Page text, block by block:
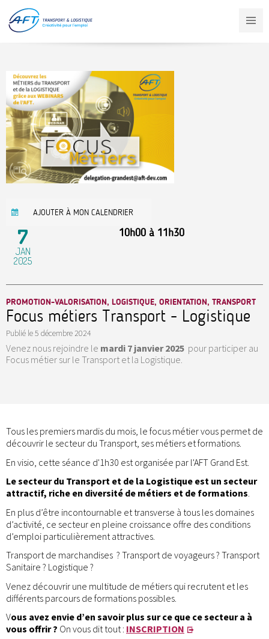
contenu
principal
AJOUTER À MON CALENDRIER
7
JAN
2025
10h00 à 11h30
PROMOTION-VALORISATION, LOGISTIQUE, ORIENTATION, TRANSPORT
Focus métiers Transport - Logistique
Publié le5 décembre 2024
Venez nous rejoindre le mardi 7 janvier 2025 pour participer au
Focus métier sur le Transport et la Logistique.
Tous les premiers mardis du mois, le focus métier vous permet de
découvrir le secteur du Transport, ses métiers et formations.
En visio, cette séance d'1h30 est organisée par l'AFT Grand Est.
Le secteur du Transport et de la Logistique est un secteur
attractif, riche en diversité de métiers et de formations.
En plus d’être incontournable et transverse à tous les domaines
d’activité, ce secteur en pleine croissance offre des conditions
d’emploi particulièrement attractives.
Transport de marchandises ? Transport de voyageurs ? Transport
Sanitaire ? Logistique ?
Venez découvrir une multitude de métiers qui recrutent et les
différents parcours de formations possibles.
Vous avez envie d’en savoir plus sur ce que ce secteur a à
vous offrir ? On vous dit tout : INSCRIPTION